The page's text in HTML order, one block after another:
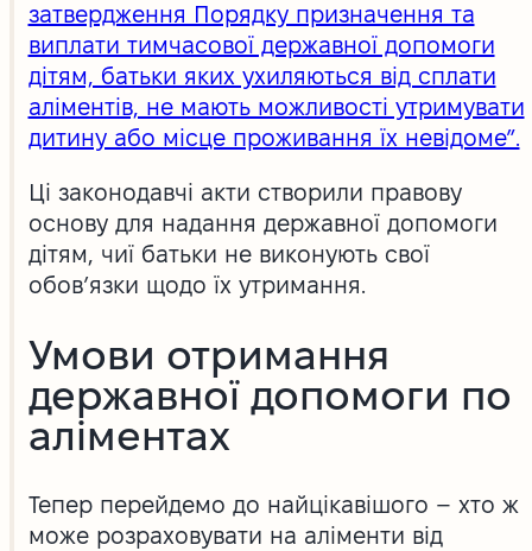
затвердження Порядку призначення та
виплати тимчасової державної допомоги
дітям, батьки яких ухиляються від сплати
аліментів, не мають можливості утримувати
дитину або місце проживання їх невідоме”.
Ці законодавчі акти створили правову
основу для надання державної допомоги
дітям, чиї батьки не виконують свої
обов’язки щодо їх утримання.
Умови отримання
державної допомоги по
аліментах
Тепер перейдемо до найцікавішого – хто ж
може розраховувати на аліменти від